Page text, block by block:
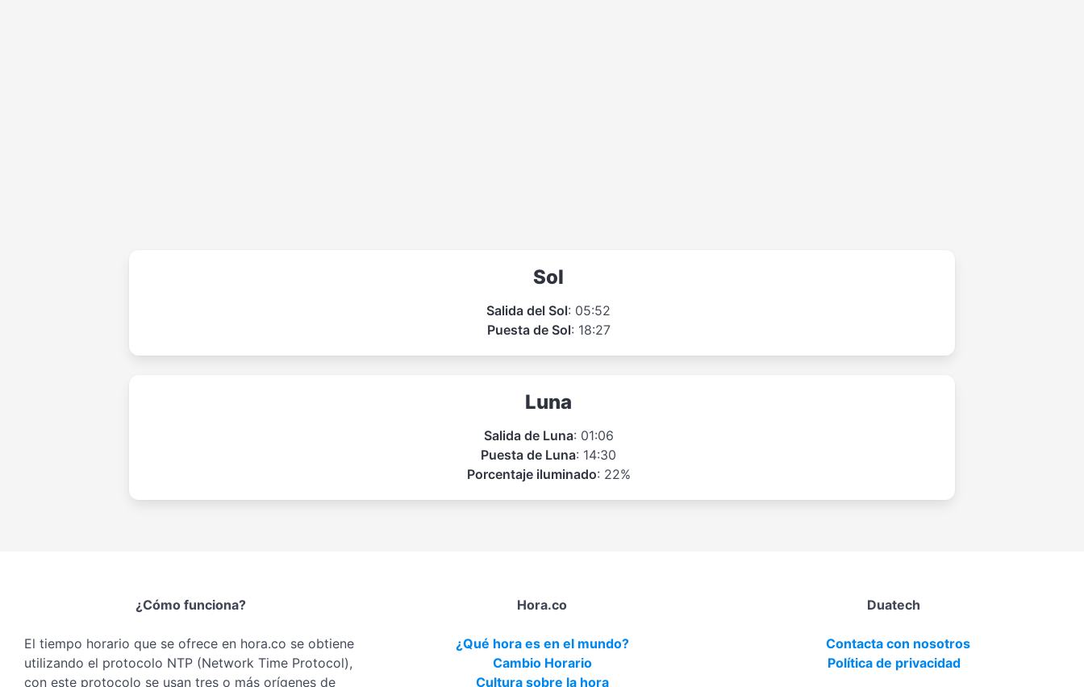
Sol
Salida del Sol: 05:52
Puesta de Sol: 18:27
Luna
Salida de Luna: 01:06
Puesta de Luna: 14:30
Porcentaje iluminado: 22%
¿Cómo funciona?
El tiempo horario que se ofrece en hora.co se obtiene
utilizando el protocolo NTP (Network Time Protocol),
con este protocolo se usan tres o más orígenes de
Hora.co
¿Qué hora es en el mundo?
Cambio Horario
Cultura sobre la hora
Duatech
Contacta con nosotros
Política de privacidad